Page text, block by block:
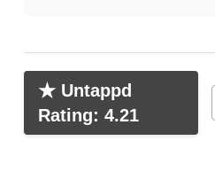
★ Untappd
Rating: 4.21